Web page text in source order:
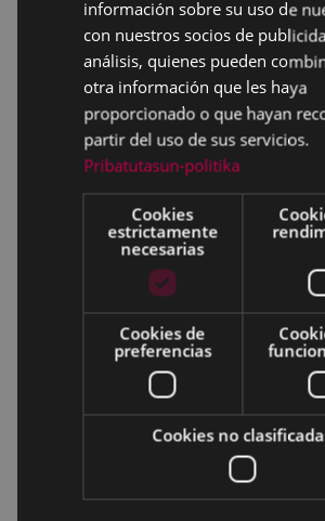
información sobre su uso de
con nuestros socios de
análisis, quienes pueden
otra información que les haya
proporcionado o que hayan
partir del uso de sus servicios.
Pribatutasun-politika
Cookies
estrictamente
necesarias
Cookies de
preferencias
Cookies no